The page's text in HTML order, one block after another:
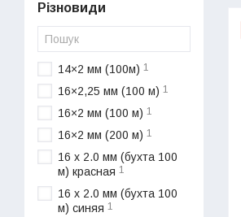
Різновиди
14×2 мм (100м) 1
16×2,25 мм (100 м) 1
16×2 мм (100 м) 1
16×2 мм (200 м) 1
16 х 2.0 мм (бухта 100
м) красная 1
16 х 2.0 мм (бухта 100
м) синяя 1